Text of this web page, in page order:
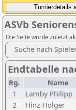
ASVb
Die Seite wurde zuletzt
Suche nach
Endtabelle
Rg. Name
1
Lamby Philipp
2
Hinz Holger